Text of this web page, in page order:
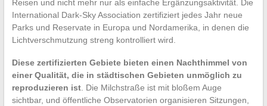
Reisen und nicht mehr nur als einfache Ergänzungsaktivität. Die
International Dark-Sky Association zertifiziert jedes Jahr neue
Parks und Reservate in Europa und Nordamerika, in denen die
Lichtverschmutzung streng kontrolliert wird.
Diese zertifizierten Gebiete bieten einen Nachthimmel von
einer Qualität, die in städtischen Gebieten unmöglich zu
reproduzieren ist. Die Milchstraße ist mit bloßem Auge
sichtbar, und öffentliche Observatorien organisieren Sitzungen,